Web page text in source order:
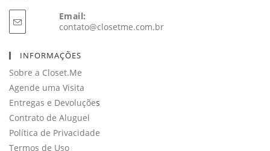
Email:
contato@closetme.com.brAbre
INFORMAÇÕES
Sobre a Closet.Me
Agende uma Visita
Entregas e Devoluções
Contrato de Aluguel
Política de Privacidade
Termos de Uso